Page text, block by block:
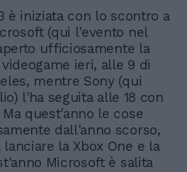
è iniziata con lo scontro a
(qui l'evento nel
ufficiosamente la
ieri, alle 9 di
mentre Sony (qui
l'ha seguita alle 18 con
quest'anno le cose
dall'anno scorso,
la Xbox One e la
Microsoft è salita